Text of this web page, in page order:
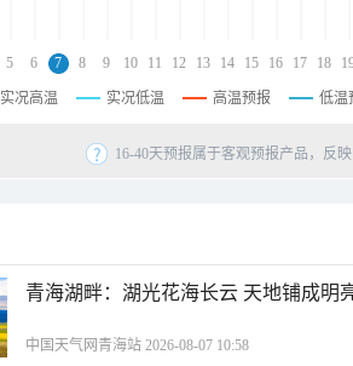
5 6 7 8 9 10 11 12 13 14 15 16 17 18
实况高温 实况低温 高温预报 低温
16-40天预报属于客观预报产品，反
青海湖畔：湖光花海长云 天地铺成明
中国天气网青海站 2026-08-07 10:58